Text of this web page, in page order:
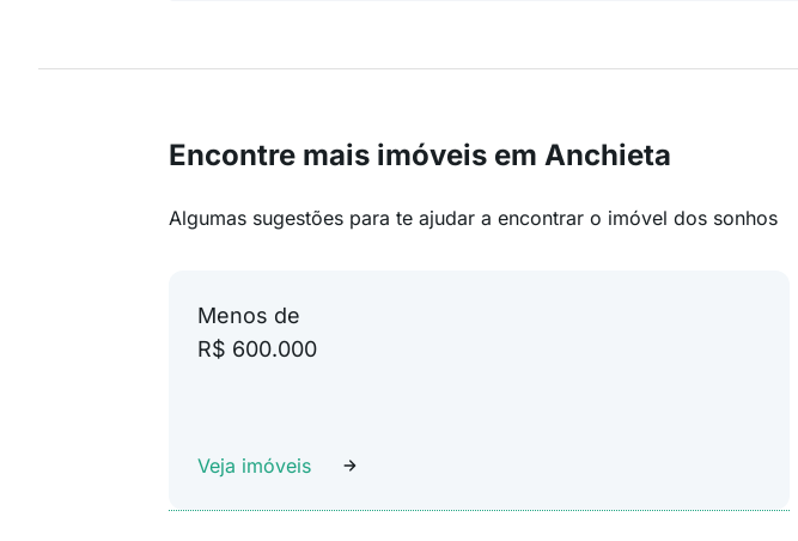
Encontre mais imóveis em Anchieta
Algumas sugestões para te ajudar a encontrar o imóvel dos sonhos
Menos de
R$ 600.000
Veja imóveis